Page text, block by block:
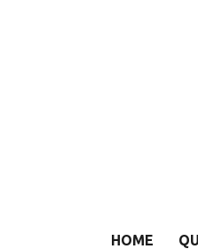
HOME